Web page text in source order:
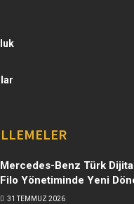
Mercedes-Benz Türk
Filo Yönetiminde Yeni
31 TEMMUZ 2026